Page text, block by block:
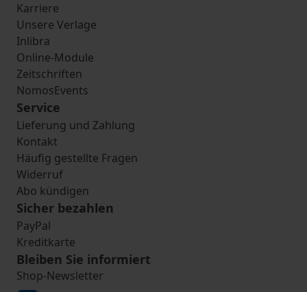
Karriere
Unsere Verlage
Inlibra
Online-Module
Zeitschriften
NomosEvents
Service
Lieferung und Zahlung
Kontakt
Häufig gestellte Fragen
Widerruf
Abo kündigen
Sicher bezahlen
PayPal
Kreditkarte
Bleiben Sie informiert
Shop-Newsletter